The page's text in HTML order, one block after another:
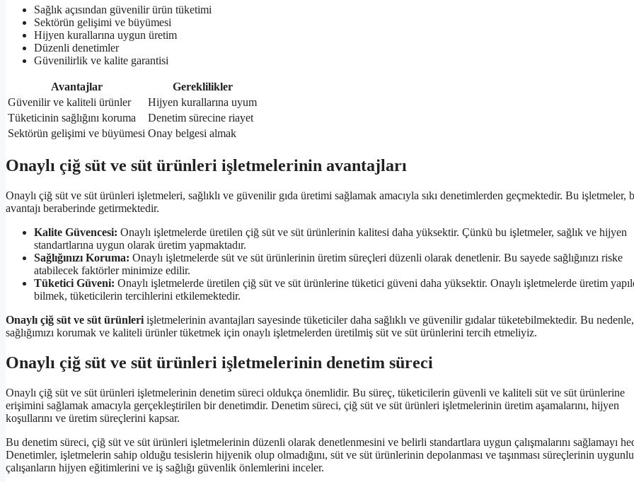
Sağlık açısından güvenilir ürün tüketimi
Sektörün gelişimi ve büyümesi
Hijyen kurallarına uygun üretim
Düzenli denetimler
Güvenilirlik ve kalite garantisi
Avantajlar
Gereklilikler
Güvenilir ve kaliteli ürünler
Hijyen kurallarına uyum
Tüketicinin sağlığını koruma
Denetim sürecine riayet
Sektörün gelişimi ve büyümesi Onay belgesi almak
Onaylı çiğ süt ve süt ürünleri işletmelerinin avantajları
Onaylı çiğ süt ve süt ürünleri işletmeleri, sağlıklı ve güvenilir gıda üretimi sağlamak amacıyla sıkı denetimlerden geçmektedir. Bu işletmeler,
avantajı beraberinde getirmektedir.
Kalite Güvencesi: Onaylı işletmelerde üretilen çiğ süt ve süt ürünlerinin kalitesi daha yüksektir. Çünkü bu işletmeler, sağlık ve hijyen
standartlarına uygun olarak üretim yapmaktadır.
Sağlığınızı Koruma: Onaylı işletmelerde süt ve süt ürünlerinin üretim süreçleri düzenli olarak denetlenir. Bu sayede sağlığınızı riske
atabilecek faktörler minimize edilir.
Tüketici Güveni: Onaylı işletmelerde üretilen çiğ süt ve süt ürünlerine tüketici güveni daha yüksektir. Onaylı işletmelerde üretim
bilmek, tüketicilerin tercihlerini etkilemektedir.
Onaylı çiğ süt ve süt ürünleri işletmelerinin avantajları sayesinde tüketiciler daha sağlıklı ve güvenilir gıdalar tüketebilmektedir. Bu nedenle,
sağlığımızı korumak ve kaliteli ürünler tüketmek için onaylı işletmelerden üretilmiş süt ve süt ürünlerini tercih etmeliyiz.
Onaylı çiğ süt ve süt ürünleri işletmelerinin denetim süreci
Onaylı çiğ süt ve süt ürünleri işletmelerinin denetim süreci oldukça önemlidir. Bu süreç, tüketicilerin güvenli ve kaliteli süt ve süt ürünlerine
erişimini sağlamak amacıyla gerçekleştirilen bir denetimdir. Denetim süreci, çiğ süt ve süt ürünleri işletmelerinin üretim aşamalarını, hijyen
koşullarını ve üretim süreçlerini kapsar.
Bu denetim süreci, çiğ süt ve süt ürünleri işletmelerinin düzenli olarak denetlenmesini ve belirli standartlara uygun çalışmalarını sağlamayı
Denetimler, işletmelerin sahip olduğu tesislerin hijyenik olup olmadığını, süt ve süt ürünlerinin depolanması ve taşınması süreçlerinin
çalışanların hijyen eğitimlerini ve iş sağlığı güvenlik önlemlerini inceler.